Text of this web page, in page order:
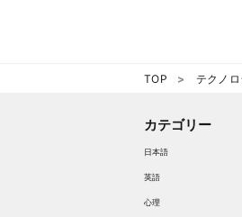
TOP テクノロ
カテゴリー
日本語
英語
心理